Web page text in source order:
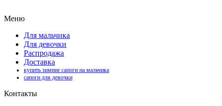
Меню
Для мальчика
Для девочки
Распродажа
Доставка
купить зимние сапоги на мальчика
сапоги для девочки
Контакты